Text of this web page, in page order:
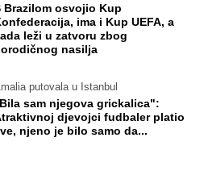
Brazilom osvojio Kup
ima i Kup UEFA, a
leži u zatvoru zbog
nasilja
putovala u Istanbul
sam njegova grickalica":
djevojci fudbaler platio
njeno je bilo samo da...